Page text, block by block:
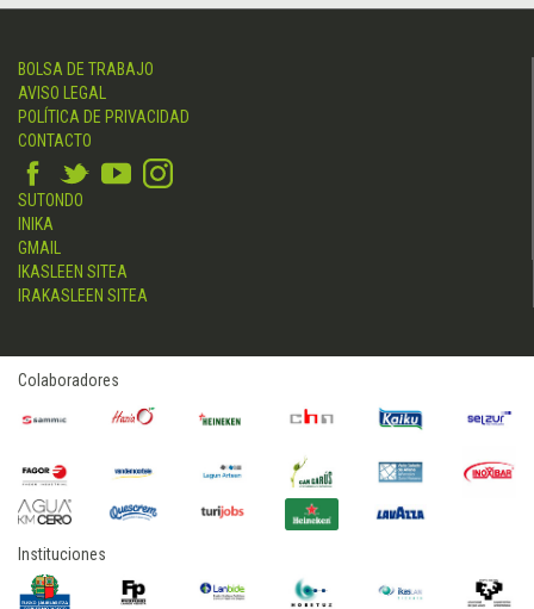
BOLSA DE TRABAJO
AVISO LEGAL
POLÍTICA DE PRIVACIDAD
CONTACTO
SUTONDO
INIKA
GMAIL
IKASLEEN SITEA
IRAKASLEEN SITEA
Colaboradores
Instituciones